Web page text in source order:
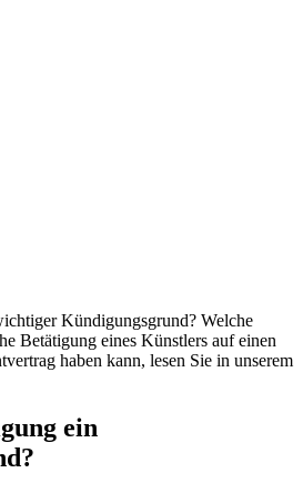
Kündigungsgrund? Welche
Betätigung eines Künstlers auf einen
haben kann, lesen Sie in unserem
ein